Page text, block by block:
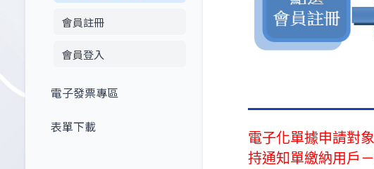
會員註冊
會員登入
電子發票專區
表單下載
電子化單據申請對象
持通知單繳納用戶